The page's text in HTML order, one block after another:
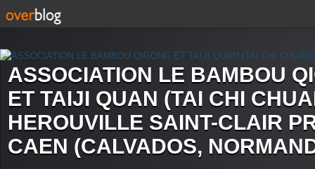
ASSOCIATION LE BAMBOU
ET TAIJI QUAN (TAI CHI
HEROUVILLE SAINT-CLAIR
CAEN (CALVADOS,